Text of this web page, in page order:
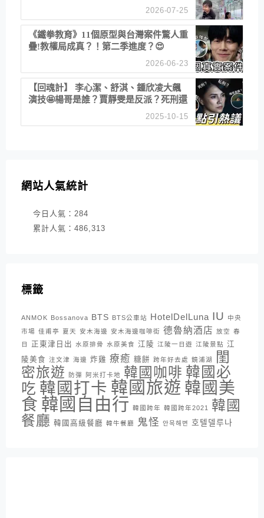
津帝王蟹大餐、《淚之女王》拍攝地、漢
江公園免費玩水
2026-07-25
《鐵拳教育》11個原型與台灣案件驚人重
疊!教權局成真？！第二季進度？😍
2026-06-23
【回魂計】 李心潔、舒淇、鍾欣凌大飆
演技🤩楊哥是誰？賈靜雯是反派？死刑還
2025-10-15
網站人氣統計
今日人氣： 284
累計人氣： 486,313
標籤
ANMOK Bossanova BTS BTS公車站 HotelDelLuna IU
中央
市場 佳甫亭 夏天 安木海邊 安木海邊咖啡街 德魯納酒店 放空 春
日
正東津日出 水原排骨 水原美食 江陵 江陵一日遊 江陵景點 江
陵美食 注文津 海邊 炸雞 療癒 糖餅 跨年好去處 鏡浦湖
閨
密旅遊
防彈 阿米打卡地 韓國咖啡 韓國必
吃 韓國打卡 韓國旅遊 韓國美
食 韓國自由行 韓國跨年 韓國跨年2021
韓國
餐廳 韓國高級餐廳 韓牛餐廳 鬼怪 안목해변 호텔델루나